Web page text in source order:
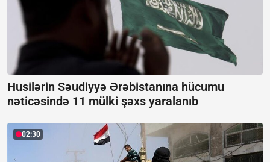
Husilərin Səudiyyə Ərəbistanına hücumu
nəticəsində 11 mülki şəxs yaralanıb
02:30